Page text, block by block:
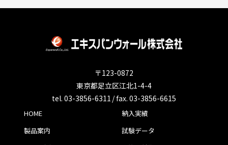
〒123-0872
東京都足立区江北1-4-4
tel. 03-3856-6311 / fax. 03-3856-6615
HOME
製品案内
納入実績
試験データ